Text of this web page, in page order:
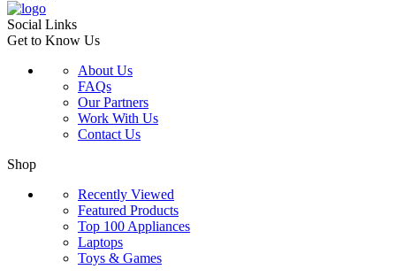
Social Links
Get to Know Us
About Us
FAQs
Our Partners
Work With Us
Contact Us
Shop
Recently Viewed
Featured Products
Top 100 Appliances
Laptops
Toys & Games